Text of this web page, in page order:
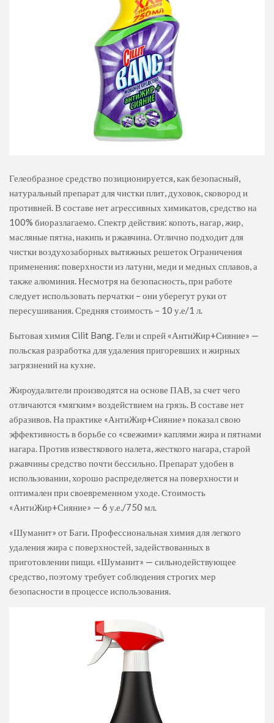
Гелеобразное средство позиционируется, как безопасный,
натуральный препарат для чистки плит, духовок, сковород и
противней. В составе нет агрессивных химикатов, средство на
100% биоразлагаемо. Спектр действия: копоть, нагар, жир,
масляные пятна, накипь и ржавчина. Отлично подходит для
чистки воздухозаборных вытяжных решеток Ограничения
применения: поверхности из латуни, меди и медных сплавов, а
также алюминия. Несмотря на безопасность, при работе
следует использовать перчатки – они уберегут руки от
пересушивания. Средняя стоимость – 10 у.е/1 л.
Бытовая химия Cilit Bang. Гели и спрей «АнтиЖир+Сияние» —
польская разработка для удаления пригоревших и жирных
загрязнений на кухне.
Жироудалители производятся на основе ПАВ, за счет чего
отличаются «мягким» воздействием на грязь. В составе нет
абразивов. На практике «АнтиЖир+Сияние» показал свою
эффективность в борьбе со «свежими» каплями жира и пятнами
нагара. Против известкового налета, жесткого нагара, старой
ржавчины средство почти бессильно. Препарат удобен в
использовании, хорошо распределяется на поверхности и
оптимален при своевременном уходе. Стоимость
«АнтиЖир+Сияние» — 6 у.е./750 мл.
«Шуманит» от Баги. Профессиональная химия для легкого
удаления жира с поверхностей, задействованных в
приготовлении пищи. «Шуманит» — сильнодействующее
средство, поэтому требует соблюдения строгих мер
безопасности в процессе использования.